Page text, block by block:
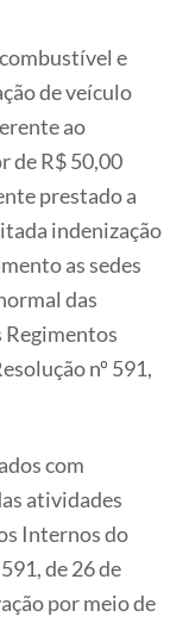
e
de veículo
ao
de R$ 50,00
prestado a
indenização
as sedes
das
nº 591,
com
atividades
Internos do
de 26 de
por meio de